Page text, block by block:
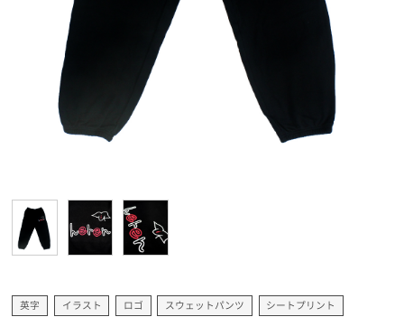
英字 イラスト ロゴ スウェットパンツ シートプリント